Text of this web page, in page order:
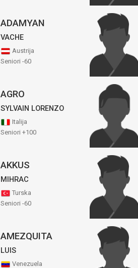
ADAMYAN
VACHE
Austrija
Seniori -60
AGRO
SYLVAIN LORENZO
Italija
Seniori +100
AKKUS
MIHRAC
Turska
Seniori -60
AMEZQUITA
LUIS
Venezuela